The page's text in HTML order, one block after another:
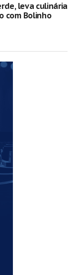
leva culinária
com Bolinho